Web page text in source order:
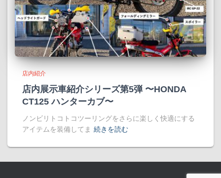
店内紹介
店内展示車紹介シリーズ第5弾 〜HONDA
CT125 ハンターカブ〜
ノンビリトコトコツーリングをさらに楽しく快適にする
アイテムを装備してま 続きを読む